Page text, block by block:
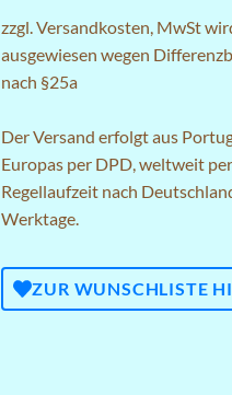
zzgl.Versandkosten, MwSt
ausgewiesen wegen
nach §25a
Der Versand erfolgt aus
Europas per DPD, weltweit
Regellaufzeit nach
Werktage.
ZUR WUNSCHLISTE